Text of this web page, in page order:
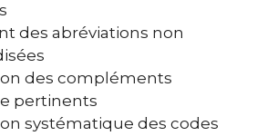
des abréviations non
des compléments
pertinents
systématique des codes